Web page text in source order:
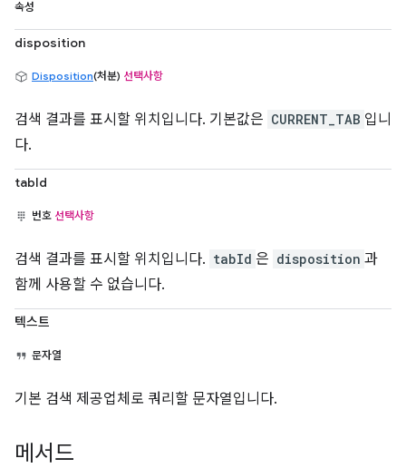
속성
disposition
Disposition(처분) 선택사항
검색 결과를 표시할 위치입니다. 기본값은 CURRENT_TAB 입니
다.
tabId
번호 선택사항
검색 결과를 표시할 위치입니다. tabId 은 disposition 과
함께 사용할 수 없습니다.
텍스트
문자열
기본 검색 제공업체로 쿼리할 문자열입니다.
메서드